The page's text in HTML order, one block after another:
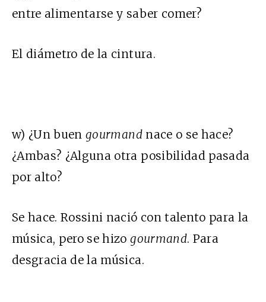
entre alimentarse y saber comer?
El diámetro de la cintura.
w) ¿Un buengourmandnace o se hace?
¿Ambas? ¿Alguna otra posibilidad pasada
por alto?
Se hace. Rossini nació con talento para la
música, pero se hizogourmand. Para
desgracia de la música.